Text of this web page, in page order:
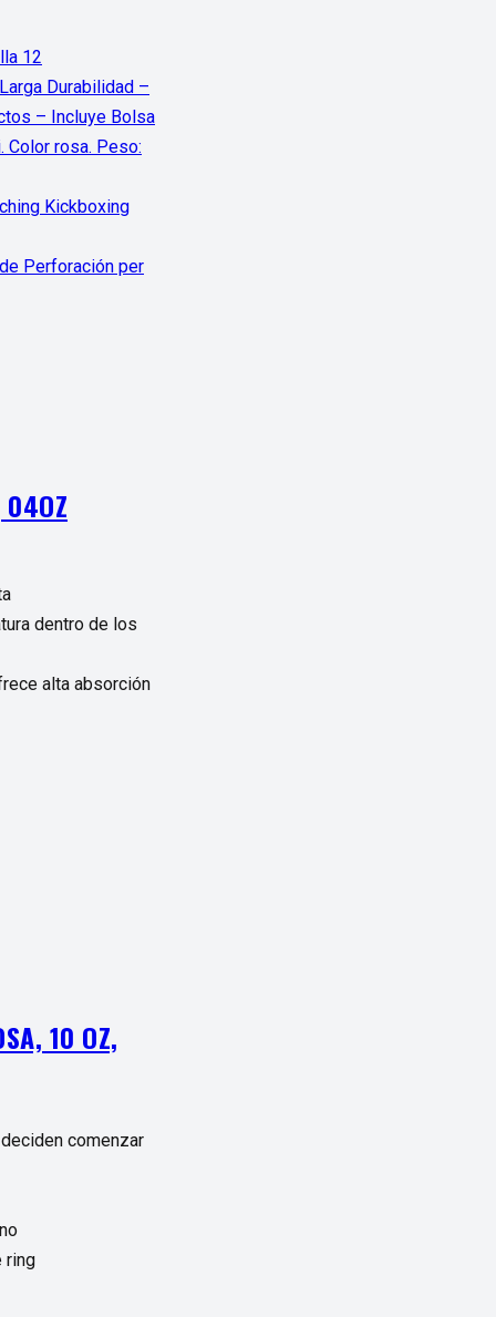
12
Durabilidad –
– Incluye Bolsa
Color rosa. Peso:
Kickboxing
Perforación per
04OZ
dentro de los
alta absorción
10 OZ,
comenzar
ring